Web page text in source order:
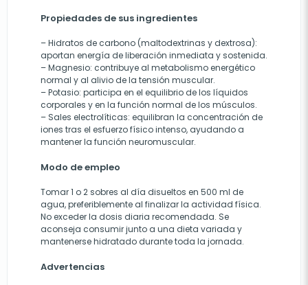
Propiedades de sus ingredientes
– Hidratos de carbono (maltodextrinas y dextrosa):
aportan energía de liberación inmediata y sostenida.
– Magnesio: contribuye al metabolismo energético
normal y al alivio de la tensión muscular.
– Potasio: participa en el equilibrio de los líquidos
corporales y en la función normal de los músculos.
– Sales electrolíticas: equilibran la concentración de
iones tras el esfuerzo físico intenso, ayudando a
mantener la función neuromuscular.
Modo de empleo
Tomar 1 o 2 sobres al día disueltos en 500 ml de
agua, preferiblemente al finalizar la actividad física.
No exceder la dosis diaria recomendada. Se
aconseja consumir junto a una dieta variada y
mantenerse hidratado durante toda la jornada.
Advertencias